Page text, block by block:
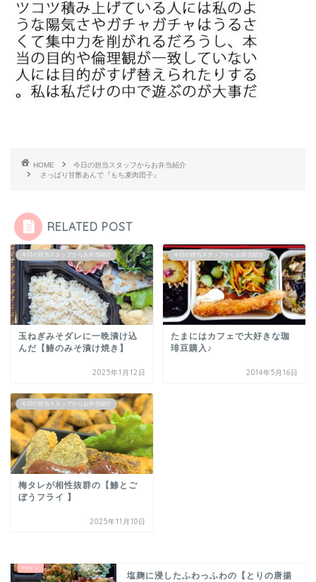
HOME
今日の担当スタッフからお弁当紹介
さっぱり甘酢あんで『もち麦肉団子』
RELATED POST
今日の担当スタッフからお弁当紹介
玉ねぎみそダレに一晩漬け込
んだ【鰆のみそ漬け焼き】
2025年1月12日
今日の担当スタッフからお弁当紹介
たまにはカフェで大好きな珈
琲豆購入♪
2014年5月16日
今日の担当スタッフからお弁当紹介
梅タレが相性抜群の【鯵とご
ぼうフライ 】
2025年11月10日
塩麹に浸したふわっふわの【とりの唐揚